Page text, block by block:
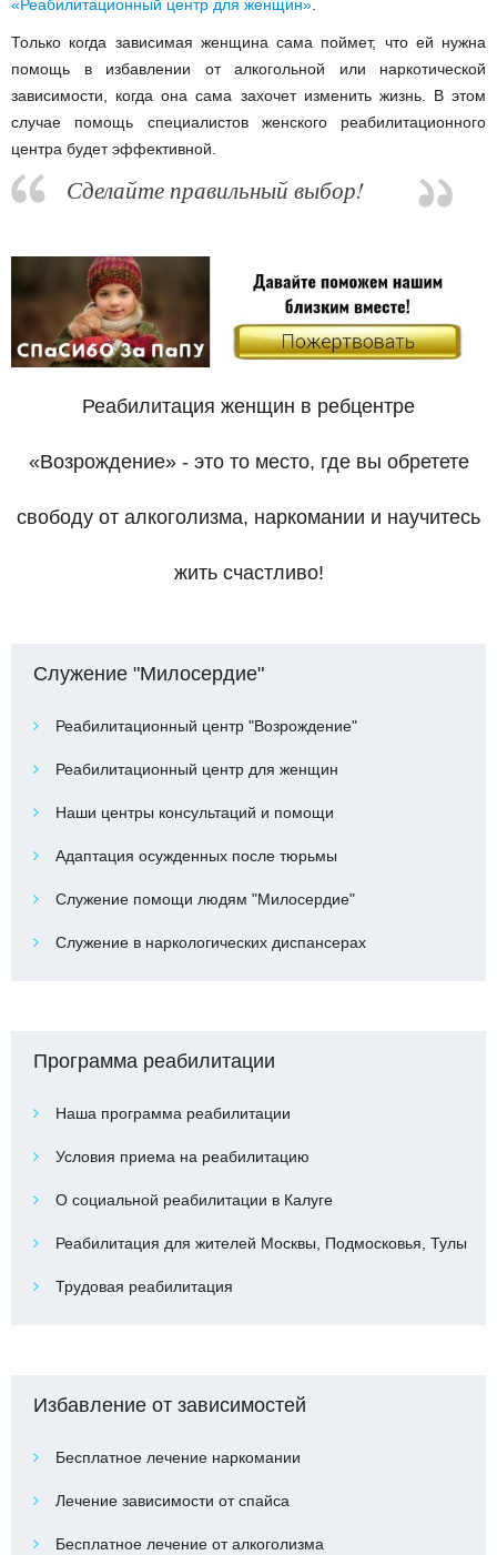
«Реабилитационный центр для женщин»
Только когда зависимая женщина сама поймет, что ей нужна
помощь в избавлении от алкогольной или наркотической
зависимости, когда она сама захочет изменить жизнь. В этом
случае помощь специалистов женского реабилитационного
центра будет эффективной.
Сделайте правильный выбор!
Реабилитация женщин в ребцентре
«Возрождение» - это то место, где вы обретете
свободу от алкоголизма, наркомании и научитесь
жить счастливо!
Служение "Милосердие"
Реабилитационный центр "Возрождение"
Реабилитационный центр для женщин
Наши центры консультаций и помощи
Адаптация осужденных после тюрьмы
Служение помощи людям "Милосердие"
Служение в наркологических диспансерах
Программа реабилитации
Наша программа реабилитации
Условия приема на реабилитацию
О социальной реабилитации в Калуге
Реабилитация для жителей Москвы, Подмосковья, Тулы
Трудовая реабилитация
Избавление от зависимостей
Бесплатное лечение наркомании
Лечение зависимости от спайса
Бесплатное лечение от алкоголизма